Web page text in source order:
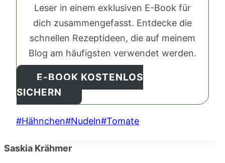
Leser in einem exklusiven E-Book für
dich zusammengefasst. Entdecke die
schnellen Rezeptideen, die auf meinem
Blog am häufigsten verwendet werden.
E-BOOK KOSTENLOS
SICHERN
Schlagworte:
#Hähnchen#Nudeln#Tomate
Saskia Krähmer